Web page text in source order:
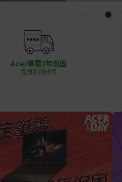
Acer筆電2年保固
免費到府收件